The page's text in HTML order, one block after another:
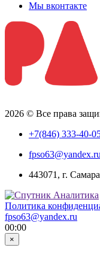
Мы вконтакте
2026 © Все права
+7(846) 333-40-
fpso63@yandex.ru
443071, г.
Политика
fpso63@yandex.ru
00:00
×